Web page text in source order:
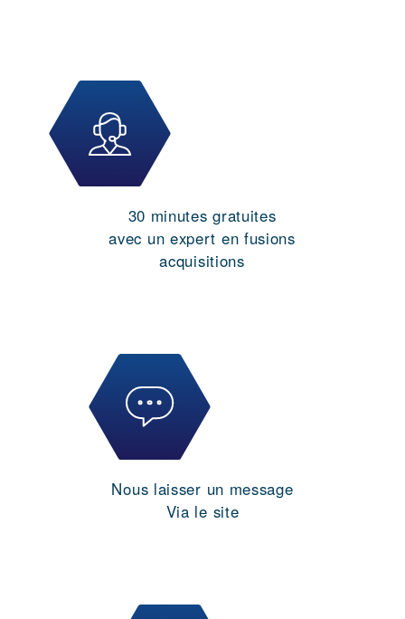
30 minutes gratuites
avec un expert en fusions
acquisitions
Nous laisser un message
Via le site